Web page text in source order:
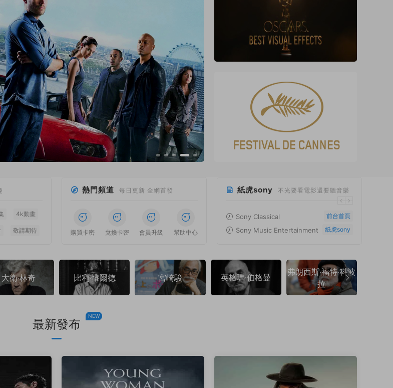
11
4k動畫
敬請期待
熱門頻道 每日更新 全網首發
購買卡密 兌換卡密 會員升級 幫助中心
紙虎sony 不光要看電影還要聽音樂
Sony Classical 前台首頁
Sony Music Entertainment 紙虎sony
大衛·林奇 比利·懷爾德 宮崎駿 英格瑪·伯格曼
弗朗西斯·福特·科波
拉
最新發布
NEW